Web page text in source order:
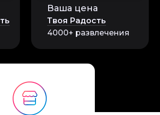
Ваша цена
Твоя Радость
4000+ развлечения